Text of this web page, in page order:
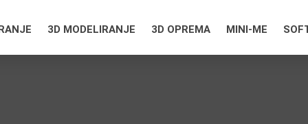
3D MODELIRANJE 3D OPREMA MINI-ME